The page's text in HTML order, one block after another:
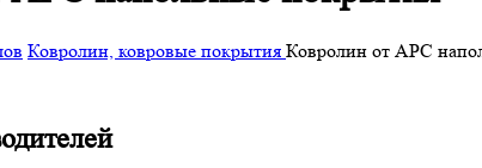
Ковролин, ковровые покрытия Ковролин от АРС